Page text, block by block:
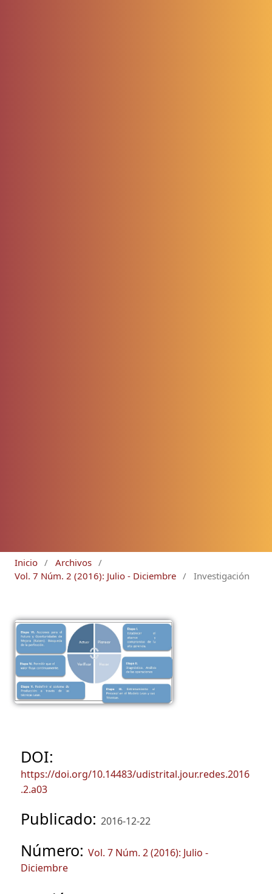
Inicio / Archivos /
Vol. 7 Núm. 2 (2016): Julio - Diciembre / Investigación
DOI:
https://doi.org/10.14483/udistrital.jour.redes.2016
.2.a03
Publicado: 2016-12-22
Número: Vol. 7 Núm. 2 (2016): Julio -
Diciembre